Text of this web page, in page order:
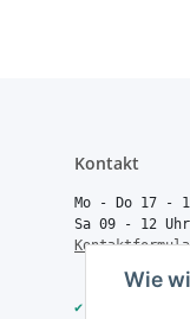
Wie
Kontakt
Mo - Do 17 -
Sa 09 - 12 Uhr
✔